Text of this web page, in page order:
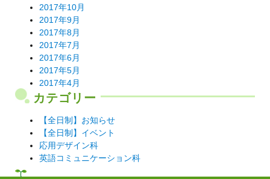
2017年10月
2017年9月
2017年8月
2017年7月
2017年6月
2017年5月
2017年4月
カテゴリー
【全日制】お知らせ
【全日制】イベント
応用デザイン科
英語コミュニケーション科